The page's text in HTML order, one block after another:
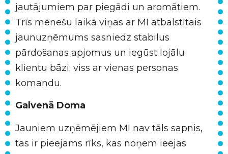
jautājumiem par piegādi un aromātiem.
Trīs mēnešu laikā viņas ar MI atbalstītais
jaunuzņēmums sasniedz stabilus
pārdošanas apjomus un iegūst lojālu
klientu bāzi; viss ar vienas personas
komandu.
Galvenā Doma
Jauniem uzņēmējiem MI nav tāls sapnis,
tas ir pieejams rīks, kas noņem ieejas